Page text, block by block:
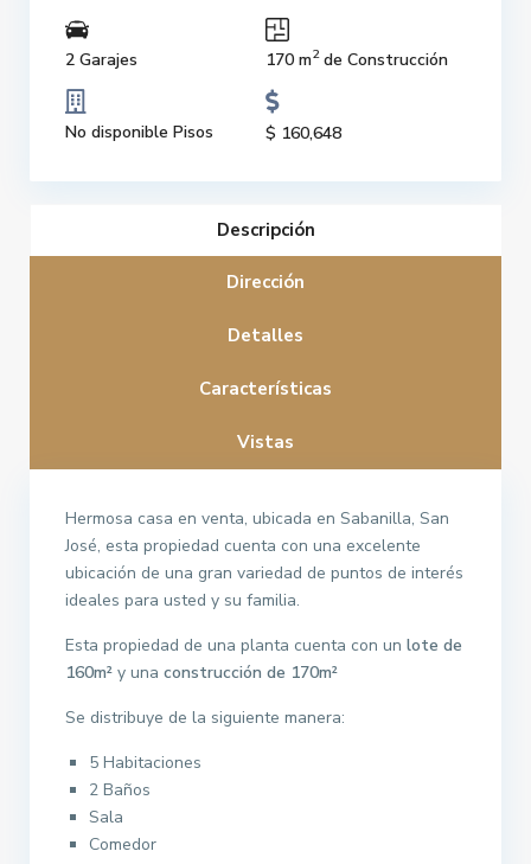
2 Garajes 170 m2de Construcción
No disponible Pisos $ 160,648
Descripción
Dirección
Detalles
Características
Vistas
Hermosa casa en venta, ubicada en Sabanilla, San
José, esta propiedad cuenta con una excelente
ubicación de una gran variedad de puntos de interés
ideales para usted y su familia.
Esta propiedad de una planta cuenta con un lote de
160m² y una construcción de 170m²
Se distribuye de la siguiente manera:
5 Habitaciones
2 Baños
Sala
Comedor